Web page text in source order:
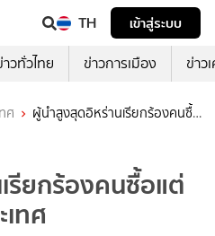
TH
เข้าสู่ระบบ
าวทั่วไทย ข่าวการเมือง ข่าว
ศ
ผู้นำสูงสุดอิหร่านเรียกร้องคนซื้อ
รียกร้องคนซื้อแต่
ทศ